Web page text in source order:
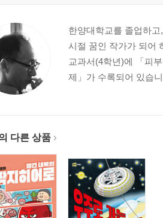
한양대학교를 졸업하
시절 꿈인 작가가 되어
교과서(4학년)에 「피
제」가 수록되어 있습
다른 상품